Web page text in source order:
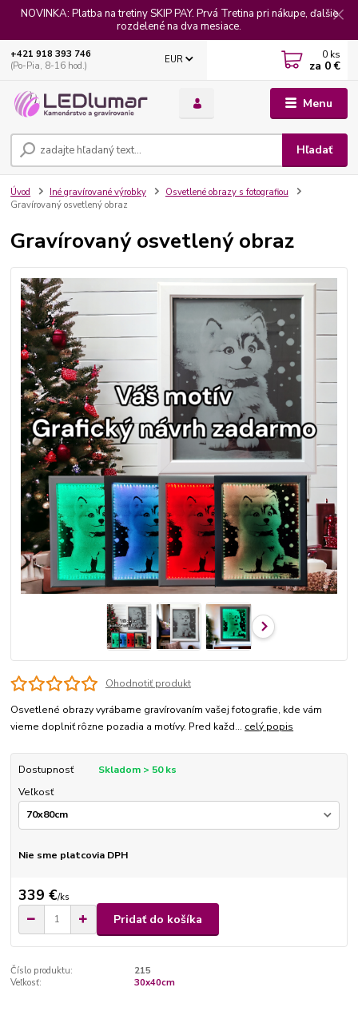
NOVINKA: Platba na tretiny SKIP PAY. Prvá Tretina pri nákupe, ďalšie
rozdelené na dva mesiace.
Menu
EUR
Hľadať
+421 918 393 746
(Po-Pia, 8-16 hod.)
0 ks
za 0 €
Úvod Iné gravírované výrobky
Osvetlené obrazy s fotografiou
Gravírovaný osvetlený obraz
Gravírovaný osvetlený obraz
Ohodnotiť produkt
Osvetlené obrazy vyrábame gravírovaním vašej fotografie, kde vám
vieme doplniť rôzne pozadia a motívy. Pred každ... celý popis
Dostupnosť
Skladom > 50 ks
Veľkosť
Nie sme platcovia DPH
339 €/ks
Pridať do košíka
Číslo produktu:
215
Veľkosť:
30x40cm